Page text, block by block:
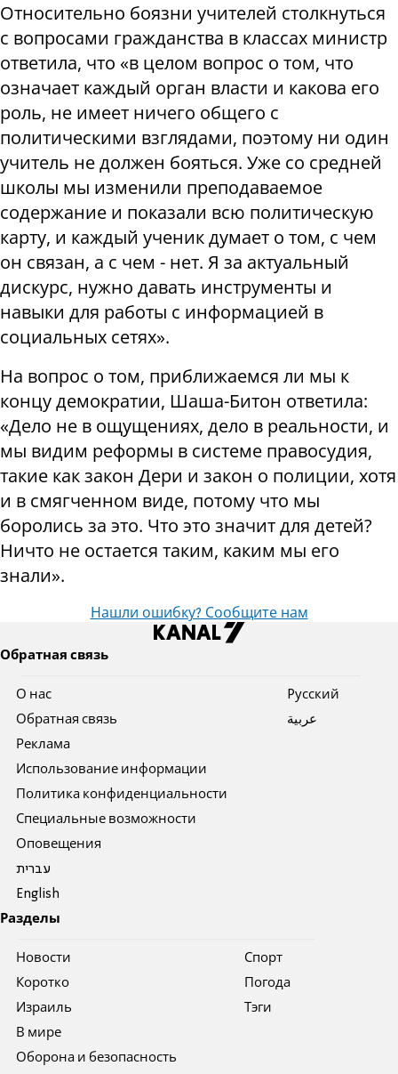
Относительно боязни учителей столкнуться
с вопросами гражданства в классах министр
ответила, что «в целом вопрос о том, что
означает каждый орган власти и какова его
роль, не имеет ничего общего с
политическими взглядами, поэтому ни один
учитель не должен бояться. Уже со средней
школы мы изменили преподаваемое
содержание и показали всю политическую
карту, и каждый ученик думает о том, с чем
он связан, а с чем - нет. Я за актуальный
дискурс, нужно давать инструменты и
навыки для работы с информацией в
социальных сетях».
На вопрос о том, приближаемся ли мы к
концу демократии, Шаша-Битон ответила:
«Дело не в ощущениях, дело в реальности, и
мы видим реформы в системе правосудия,
такие как закон Дери и закон о полиции, хотя
и в смягченном виде, потому что мы
боролись за это. Что это значит для детей?
Ничто не остается таким, каким мы его
знали».
Нашли ошибку? Сообщите нам
Обратная связь
О нас
Обратная связь
Реклама
Использование информации
Политика конфиденциальности
Специальные возможности
Оповещения
עברית
English
Pусский
عربية
Разделы
Новости
Коротко
Израиль
В мире
Оборона и безопасность
Спорт
Погода
Тэги